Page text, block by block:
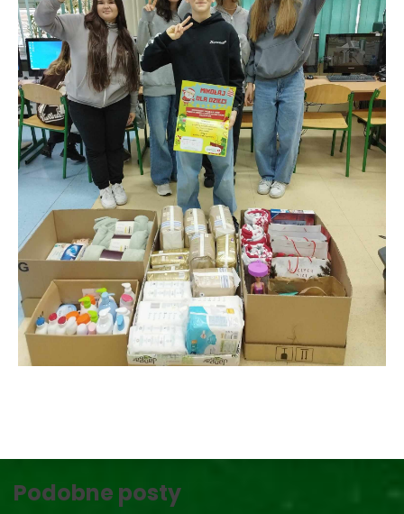
Podobne posty